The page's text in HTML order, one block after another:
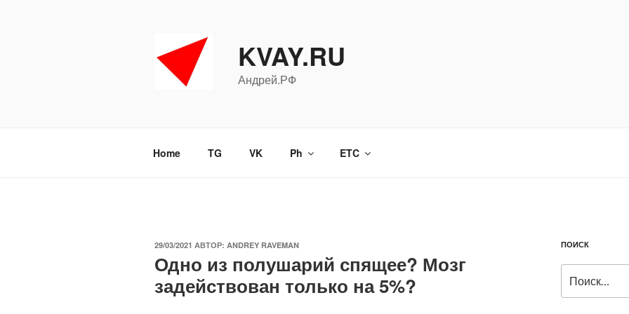
KVAY.RU
Андрей.РФ
Home TG VK Ph ETC
ОПУБЛИКОВАНО
29/03/2021 АВТОР: ANDREY RAVEMAN
Одно из полушарий спящее? Мозг
задействован только на 5%?
ПОИСК